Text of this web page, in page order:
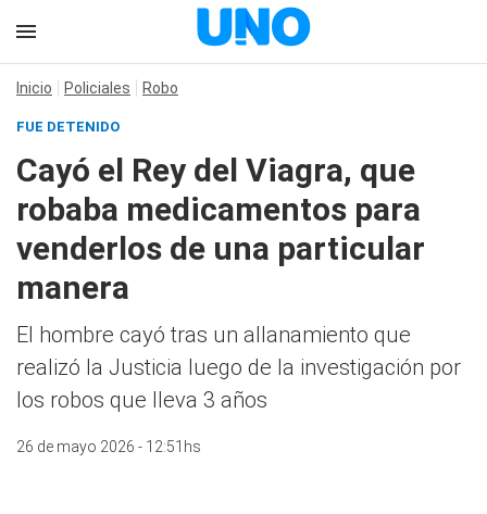
Inicio Policiales Robo
FUE DETENIDO
Cayó el Rey del Viagra, que
robaba medicamentos para
venderlos de una particular
manera
El hombre cayó tras un allanamiento que
realizó la Justicia luego de la investigación por
los robos que lleva 3 años
26 de mayo 2026 - 12:51hs